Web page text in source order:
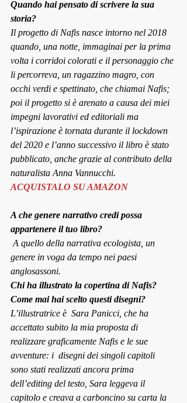
Quando hai pensato di scrivere la sua
storia?
Il progetto di Nafis nasce intorno nel 2018
quando, una notte, immaginai per la prima
volta i corridoi colorati e il personaggio che
li percorreva, un ragazzino magro, con
occhi verdi e spettinato, che chiamai Nafis;
poi il progetto si è arenato a causa dei miei
impegni lavorativi ed editoriali ma
l’ispirazione è tornata durante il lockdown
del 2020 e l’anno successivo il libro è stato
pubblicato, anche grazie al contributo della
naturalista Anna Vannucchi.
ACQUISTALO SU AMAZON
A che genere narrativo credi possa
appartenere il tuo libro?
genere in voga da tempo nei paesi
anglosassoni.
Chi ha illustrato la copertina di Nafis?
Come mai hai scelto questi disegni?
L’illustratrice è  Sara Panicci, che ha
accettato subito la mia proposta di
realizzare graficamente Nafis e le sue
avventure: i  disegni dei singoli capitoli
sono stati realizzati ancora prima
dell’editing del testo, Sara leggeva il
capitolo e creava a carboncino su carta la